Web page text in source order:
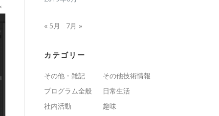
« 5月 7月 »
カテゴリー
その他・雑記
その他技術情報
プログラム全般
日常生活
社内活動
趣味